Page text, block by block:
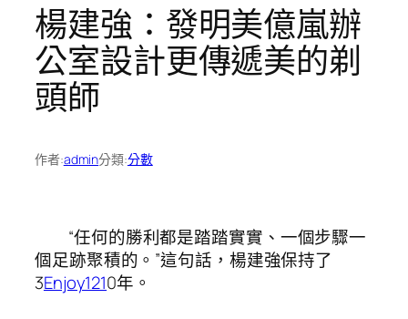
楊建強：發明美億嵐辦
公室設計更傳遞美的剃
頭師
作者:admin分類:分數
“任何的勝利都是踏踏實實、一個步驟一
個足跡聚積的。”這句話，楊建強保持了
3Enjoy1210年。